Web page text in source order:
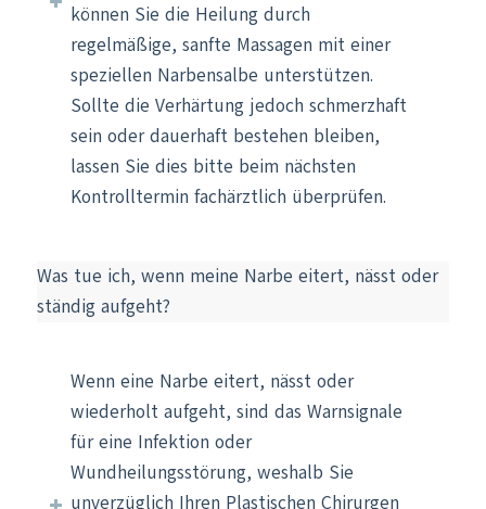
können Sie die Heilung durch
regelmäßige, sanfte Massagen mit einer
speziellen Narbensalbe unterstützen.
Sollte die Verhärtung jedoch schmerzhaft
sein oder dauerhaft bestehen bleiben,
lassen Sie dies bitte beim nächsten
Kontrolltermin fachärztlich überprüfen.
Was tue ich, wenn meine Narbe eitert, nässt oder
ständig aufgeht?
Wenn eine Narbe eitert, nässt oder
wiederholt aufgeht, sind das Warnsignale
für eine Infektion oder
Wundheilungsstörung, weshalb Sie
unverzüglich Ihren Plastischen Chirurgen